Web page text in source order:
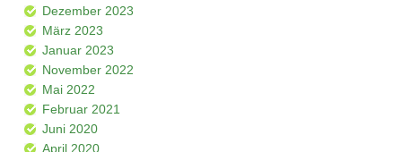
Dezember 2023
März 2023
Januar 2023
November 2022
Mai 2022
Februar 2021
Juni 2020
April 2020